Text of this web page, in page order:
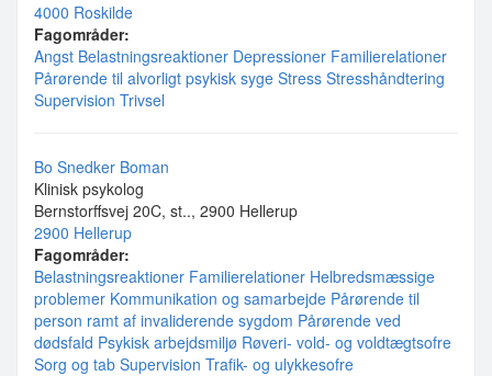
4000 Roskilde
Fagområder:
Angst Belastningsreaktioner Depressioner Familierelationer
Pårørende til alvorligt psykisk syge Stress Stresshåndtering
Supervision Trivsel
Bo Snedker Boman
Klinisk psykolog
Bernstorffsvej 20C, st.., 2900 Hellerup
2900 Hellerup
Fagområder:
Belastningsreaktioner Familierelationer Helbredsmæssige
problemer Kommunikation og samarbejde Pårørende til
person ramt af invaliderende sygdom Pårørende ved
dødsfald Psykisk arbejdsmiljø Røveri- vold- og voldtægtsofre
Sorg og tab Supervision Trafik- og ulykkesofre